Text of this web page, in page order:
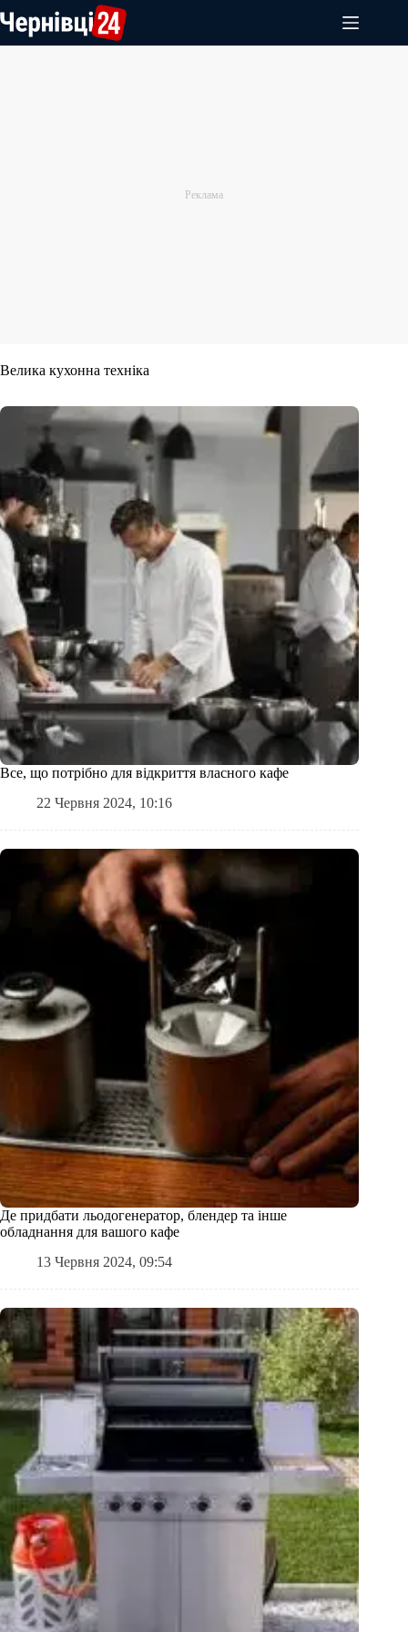
до
вмісту
Велика кухонна техніка
Все, що потрібно для відкриття власного кафе
22 Червня 2024, 10:16
Де придбати льодогенератор, блендер та інше
обладнання для вашого кафе
13 Червня 2024, 09:54